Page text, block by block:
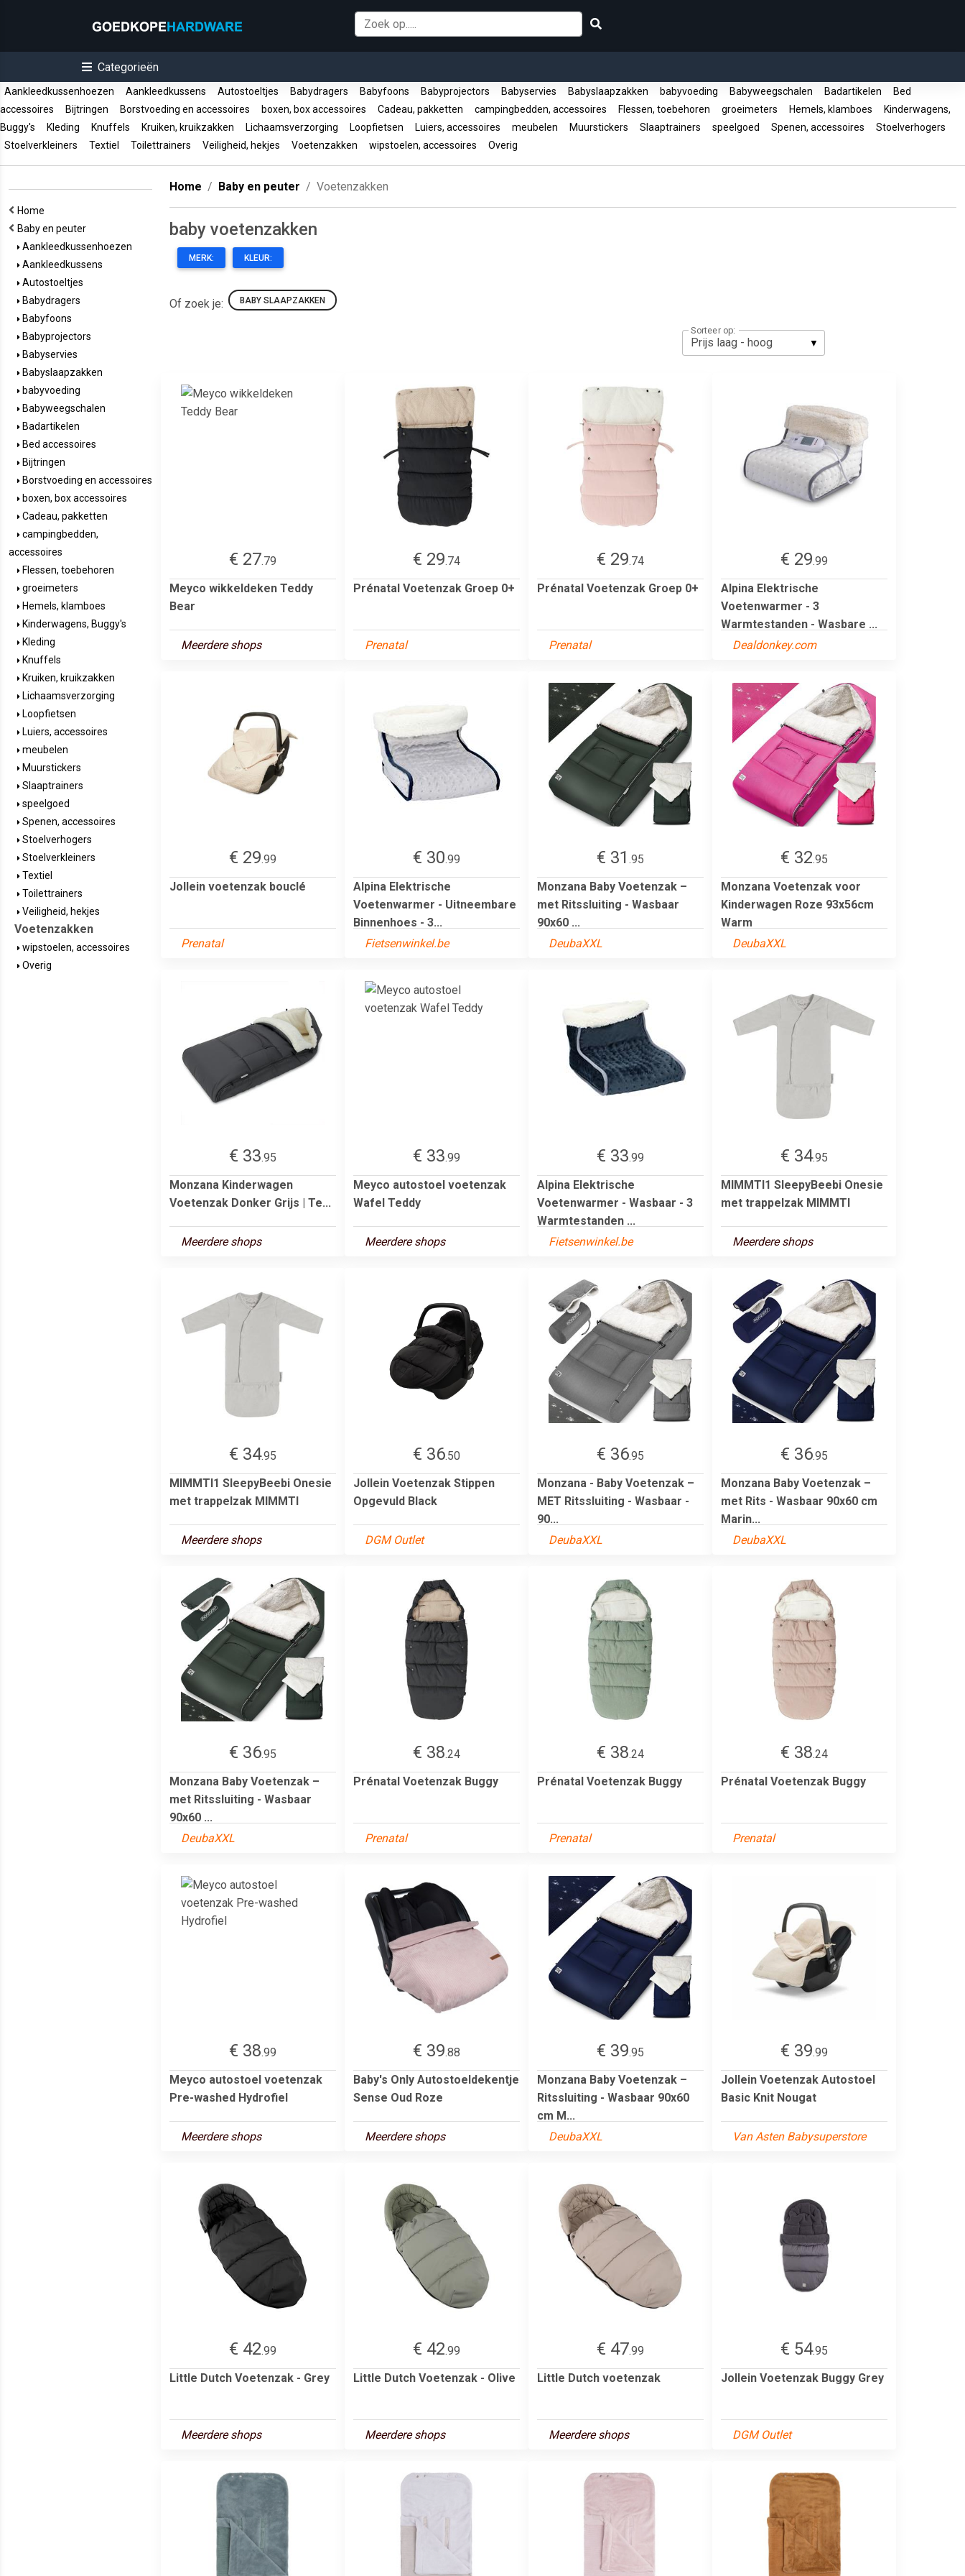
Categorieën
Aankleedkussenhoezen Aankleedkussens Autostoeltjes Babydragers Babyfoons Babyprojectors Babyservies Babyslaapzakken babyvoeding Babyweegschalen Badartikelen
Bed
accessoires
Bijtringen Borstvoeding en accessoires boxen, box accessoires Cadeau, pakketten campingbedden, accessoires Flessen, toebehoren groeimeters Hemels, klamboes
Kinderwagens,
Buggy's
Kleding Knuffels Kruiken, kruikzakken Lichaamsverzorging Loopfietsen Luiers, accessoires meubelen Muurstickers Slaaptrainers speelgoed Spenen, accessoires
Stoelverhogers
Stoelverkleiners
Textiel Toilettrainers Veiligheid, hekjes Voetenzakken wipstoelen, accessoires Overig
Home
Baby en peuter
Aankleedkussenhoezen
Aankleedkussens
Autostoeltjes
Babydragers
Babyfoons
Babyprojectors
Babyservies
Babyslaapzakken
babyvoeding
Babyweegschalen
Badartikelen
Bed accessoires
Bijtringen
Borstvoeding en accessoires
boxen, box accessoires
Cadeau, pakketten
campingbedden,
accessoires
Flessen, toebehoren
groeimeters
Hemels, klamboes
Kinderwagens, Buggy's
Kleding
Knuffels
Kruiken, kruikzakken
Lichaamsverzorging
Loopfietsen
Luiers, accessoires
meubelen
Muurstickers
Slaaptrainers
speelgoed
Spenen, accessoires
Stoelverhogers
Stoelverkleiners
Textiel
Toilettrainers
Veiligheid, hekjes
Voetenzakken
wipstoelen, accessoires
Overig
Home Baby en peuter Voetenzakken
baby voetenzakken
MERK: KLEUR:
Of zoek je: BABY SLAAPZAKKEN
Sorteer op:
€ 27.79
Meyco wikkeldeken Teddy
Bear
Meerdere shops
€ 29.74
Prénatal Voetenzak Groep 0+
Prenatal
€ 29.74
Prénatal Voetenzak Groep 0+
Prenatal
€ 29.99
Alpina Elektrische
Voetenwarmer - 3
Warmtestanden - Wasbare ...
Dealdonkey.com
€ 29.99
Jollein voetenzak bouclé
Prenatal
€ 30.99
Alpina Elektrische
Voetenwarmer - Uitneembare
Binnenhoes - 3...
Fietsenwinkel.be
€ 31 .95
Monzana Baby Voetenzak –
met Ritssluiting - Wasbaar
90x60 ...
DeubaXXL
€ 32.95
Monzana Voetenzak voor
Kinderwagen Roze 93x56cm
Warm
DeubaXXL
€ 33.95
Monzana Kinderwagen
Voetenzak Donker Grijs | Te...
Meerdere shops
€ 33.99
Meyco autostoel voetenzak
Wafel Teddy
Meerdere shops
€ 33.99
Alpina Elektrische
Voetenwarmer - Wasbaar - 3
Warmtestanden ...
Fietsenwinkel.be
€ 34.95
MIMMTI1 SleepyBeebi Onesie
met trappelzak MIMMTI
Meerdere shops
€ 34.95
MIMMTI1 SleepyBeebi Onesie
met trappelzak MIMMTI
Meerdere shops
€ 36.50
Jollein Voetenzak Stippen
Opgevuld Black
DGM Outlet
€ 36.95
Monzana - Baby Voetenzak –
MET Ritssluiting - Wasbaar -
90...
DeubaXXL
€ 36.95
Monzana Baby Voetenzak –
met Rits - Wasbaar 90x60 cm
Marin...
DeubaXXL
€ 36.95
Monzana Baby Voetenzak –
met Ritssluiting - Wasbaar
90x60 ...
DeubaXXL
€ 38.24
Prénatal Voetenzak Buggy
Prenatal
€ 38.24
Prénatal Voetenzak Buggy
Prenatal
€ 38.24
Prénatal Voetenzak Buggy
Prenatal
€ 38.99
Meyco autostoel voetenzak
Pre-washed Hydrofiel
Meerdere shops
€ 39.88
Baby's Only Autostoeldekentje
Sense Oud Roze
Meerdere shops
€ 39.95
Monzana Baby Voetenzak –
Ritssluiting - Wasbaar 90x60
cm M...
DeubaXXL
€ 39.99
Jollein Voetenzak Autostoel
Basic Knit Nougat
Van Asten Babysuperstore
€ 42.99
Little Dutch Voetenzak - Grey
Meerdere shops
€ 42.99
Little Dutch Voetenzak - Olive
Meerdere shops
€ 47.99
Little Dutch voetenzak
Meerdere shops
€ 54.95
Jollein Voetenzak Buggy Grey
DGM Outlet